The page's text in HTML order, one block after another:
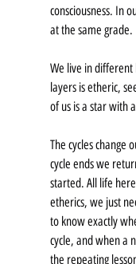
consciousness. In
at the same grade.
We live in different
layers is etheric,
of us is a star with
The cycles change
cycle ends we
started. All life
etherics, we just
to know exactly
cycle, and when a
the repeating